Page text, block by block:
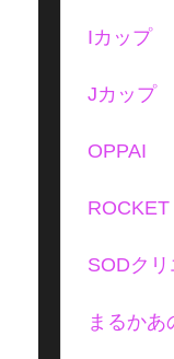
Iカップ
Jカップ
OPPAI
ROCKET
SODクリ
まるかあ